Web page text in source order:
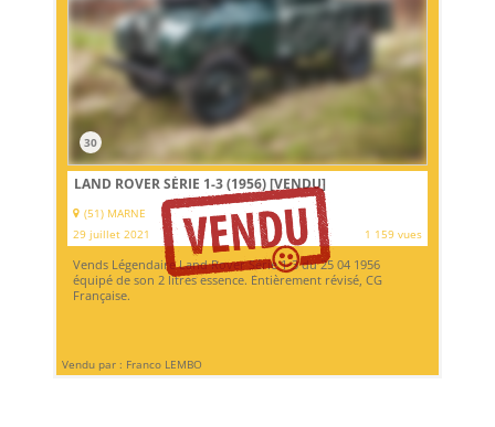
30
LAND ROVER SÉRIE 1-3 (1956)[VENDU]
(51) MARNE
29 juillet 2021
1 159 vues
Vends Légendaire Land Rover Série 1-3 du 25 04 1956
équipé de son 2 litres essence. Entièrement révisé, CG
Française.
Vendu par : Franco LEMBO